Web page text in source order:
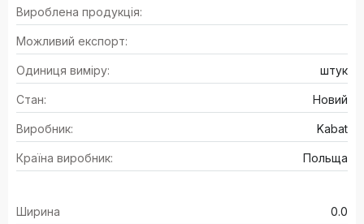
Вироблена продукція:
Можливий експорт:
Одиниця виміру: штук
Стан: Новий
Виробник: Kabat
Країна виробник: Польща
Ширина 0.0